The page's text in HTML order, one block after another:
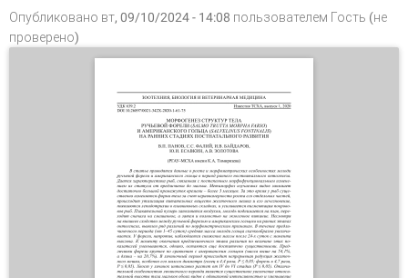
Опубликовано вт, 09/10/2024 - 14:08 пользователем Гость (не
проверено)